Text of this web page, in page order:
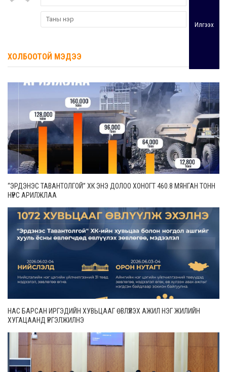
Илгээх
ХОЛБООТОЙ МЭДЭЭ
“ЭРДЭНЭС ТАВАНТОЛГОЙ” ХК ЭНЭ ДОЛОО ХОНОГТ 460.8 МЯНГАН ТОНН
НҮҮРС АРИЛЖЛАА
НАС БАРСАН ИРГЭДИЙН ХУВЬЦААГ ӨВЛҮҮЛЭХ АЖИЛ НЭГ ЖИЛИЙН
ХУГАЦААНД ҮРГЭЛЖИЛНЭ